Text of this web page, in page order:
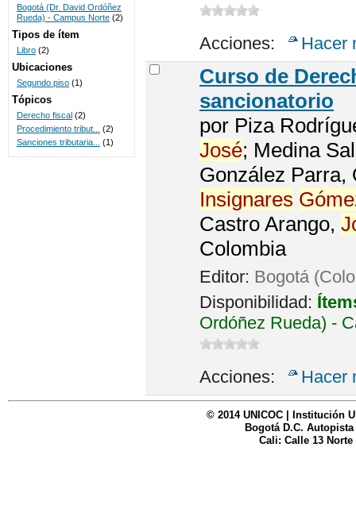
Acciones: Hacer
Curso de
sancionatorio
por Piza
José; Medina
González
Insignares
Castro Arango,
Colombia
Editor: Bogotá
Disponibilidad:
Ordóñez Rueda) -
Acciones: Hacer
Bogotá (Dr. David Ordóñez
Rueda) - Campus Norte (2)
Tipos de ítem
Libro (2)
Ubicaciones
Segundo piso (1)
Tópicos
Derecho fiscal (2)
Procedimiento tribut...
(2)
Sanciones tributaria... (1)
© 2014 UNICOC | Institución
Bogotá D.C. Autopista
Cali: Calle 13 Norte